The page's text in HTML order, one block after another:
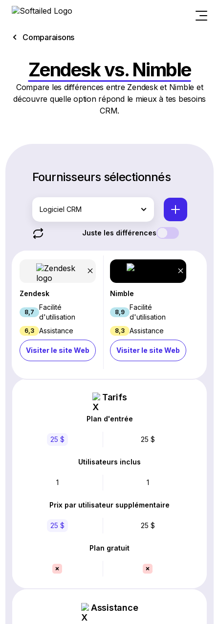
Comparaisons
Zendesk vs. Nimble
Compare les différences entre Zendesk et Nimble et
découvre quelle option répond le mieux à tes besoins
CRM.
Fournisseurs sélectionnés
Logiciel CRM
Juste les différences
Zendesk
8,7
Facilité
d'utilisation
6,3 Assistance
Visiter le site Web
Nimble
8,9
Facilité
d'utilisation
8,3 Assistance
Visiter le site Web
Tarifs
Plan d'entrée
25 $ 25 $
Utilisateurs inclus
1 1
Prix par utilisateur supplémentaire
25 $ 25 $
Plan gratuit
Assistance